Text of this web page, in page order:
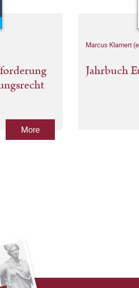
More
Marcus Klamert
Jahrbuch